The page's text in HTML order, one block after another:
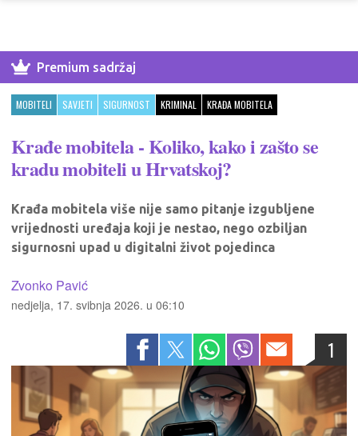
Premium sadržaj
MOBITELI SAVJETI SIGURNOST KRIMINAL KRAĐA MOBITELA
Krađe mobitela - Koliko, kako i zašto se
kradu mobiteli u Hrvatskoj?
Krađa mobitela više nije samo pitanje izgubljene
vrijednosti uređaja koji je nestao, nego ozbiljan
sigurnosni upad u digitalni život pojedinca
Zvonko Pavić
nedjelja, 17. svibnja 2026. u 06:10
1